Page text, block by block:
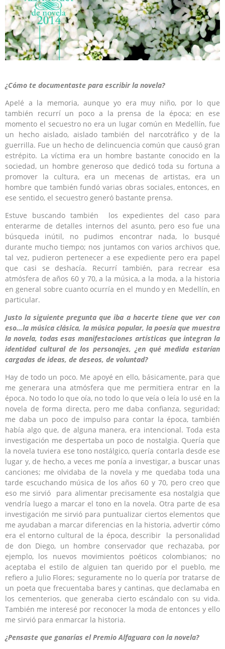
¿Cómo te documentaste para escribir la novela?
Apelé a la memoria, aunque yo era muy niño, por lo que
también recurrí un poco a la prensa de la época; en ese
momento el secuestro no era un lugar común en Medellín, fue
un hecho aislado, aislado también del narcotráfico y de la
guerrilla. Fue un hecho de delincuencia común que causó gran
estrépito. La víctima era un hombre bastante conocido en la
sociedad, un hombre generoso que dedicó toda su fortuna a
promover la cultura, era un mecenas de artistas, era un
hombre que también fundó varias obras sociales, entonces, en
ese sentido, el secuestro generó bastante prensa.
Estuve buscando también los expedientes del caso para
enterarme de detalles internos del asunto, pero eso fue una
búsqueda inútil, no pudimos encontrar nada, lo busqué
durante mucho tiempo; nos juntamos con varios archivos que,
tal vez, pudieron pertenecer a ese expediente pero era papel
que casi se deshacía. Recurrí también, para recrear esa
atmósfera de años 60 y 70, a la música, a la moda, a la historia
en general sobre cuanto ocurría en el mundo y en Medellín, en
particular.
Justo la siguiente pregunta que iba a hacerte tiene que ver con
eso…la música clásica, la música popular, la poesía que muestra
la novela, todas esas manifestaciones artísticas que integran la
identidad cultural de los personajes, ¿en qué medida estarían
cargadas de ideas, de deseos, de voluntad?
Hay de todo un poco. Me apoyé en ello, básicamente, para que
me generara una atmósfera que me permitiera entrar en la
época. No todo lo que oía, no todo lo que veía o leía lo usé en la
novela de forma directa, pero me daba confianza, seguridad;
me daba un poco de impulso para contar la época, también
había algo que, de alguna manera, era intencional. Toda esta
investigación me despertaba un poco de nostalgia. Quería que
la novela tuviera ese tono nostálgico, quería contarla desde ese
lugar y, de hecho, a veces me ponía a investigar, a buscar unas
canciones; me olvidaba de la novela y me quedaba toda una
tarde escuchando música de los años 60 y 70, pero creo que
eso me sirvió para alimentar precisamente esa nostalgia que
vendría luego a marcar el tono en la novela. Otra parte de esa
investigación me sirvió para puntualizar ciertos elementos que
me ayudaban a marcar diferencias en la historia, advertir cómo
era el entorno cultural de la época, describir la personalidad
de don Diego, un hombre conservador que rechazaba, por
ejemplo, los nuevos movimientos poéticos colombianos; no
aceptaba el estilo de alguien tan querido por el pueblo, me
refiero a Julio Flores; seguramente no lo quería por tratarse de
un poeta que frecuentaba bares y cantinas, que declamaba en
los cementerios, que generaba cierto escándalo con su vida.
También me interesé por reconocer la moda de entonces y ello
me sirvió para enmarcar la historia.
¿Pensaste que ganarías el Premio Alfaguara con la novela?